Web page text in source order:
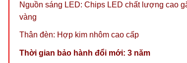
Nguồn sáng LED: Chips LED chất lượng cao
vàng
Thân đèn: Hợp kim nhôm cao cấp
Thời gian bảo hành đổi mới: 3 năm